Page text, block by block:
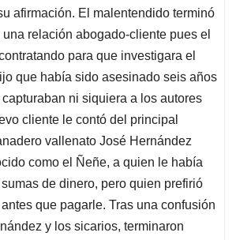
afirmación. El malentendido terminó
relación abogado-cliente pues el
para que investigara el
que había sido asesinado seis años
ni siquiera a los autores
cliente le contó del principal
vallenato José Hernández
como el Ñeñe, a quien le había
de dinero, pero quien prefirió
que pagarle. Tras una confusión
y los sicarios, terminaron